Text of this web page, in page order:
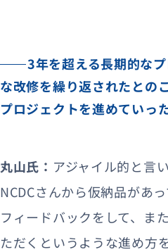
3年を超える長期的な
な改修を繰り返されたとの
プロジェクトを進めていっ
丸山氏： アジャイル的と言
NCDCさんから仮納品があ
フィードバックをして、ま
ただくというような進め方